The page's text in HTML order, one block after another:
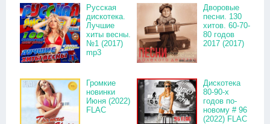
Русская
дискотека.
Лучшие
хиты весны.
№1 (2017)
mp3
Дворовые
песни. 130
хитов. 60-70-
80 годов
2017 (2017)
Громкие
новинки
Июня (2022)
FLAC
Дискотека
80-90-х
годов по-
новому # 96
(2022) FLAC